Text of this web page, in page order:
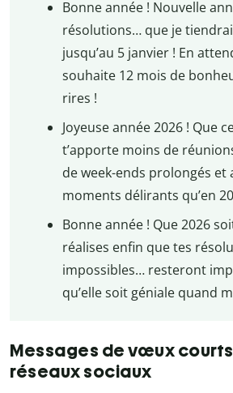
Bonne année ! Nouvelle
résolutions… que je
jusqu’au 5 janvier ! En
souhaite 12 mois de
rires !
Joyeuse année 2026 ! Que
t’apporte moins de
de week-ends prolongés et
moments délirants qu’en
Bonne année ! Que 2026
réalises enfin que tes
impossibles… resteront
qu’elle soit géniale quand
Messages de vœux courts
réseaux sociaux